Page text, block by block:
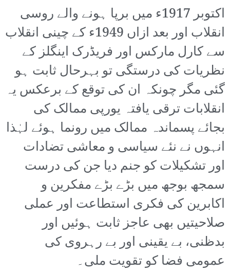
اکتوبر 1917ء میں برپا ہونے والے روسی
انقلاب اور بعد ازاں 1949ء کے چینی انقلاب
سے کارل مارکس اور فریڈرک اینگلز کے
نظریات کی درستگی تو بہرحال ثابت ہو
گئی مگر چونکہ ان کی توقع کے برعکس یہ
انقلابات ترقی یافتہ یورپی ممالک کی
بجائے پسماندہ ممالک میں رونما ہوئے لہٰذا
انہوں نے نئے سیاسی و معاشی تضادات
اور تشکیلات کو جنم دیا جن کی درست
سمجھ بوجھ میں بڑے بڑے مفکرین و
اکابرین کی فکری استطاعت اور عملی
صلاحیتیں بھی عاجز ثابت ہوئیں اور
بدظنی، بے یقینی اور بے رہروی کی
عمومی فضا کو تقویت ملی۔